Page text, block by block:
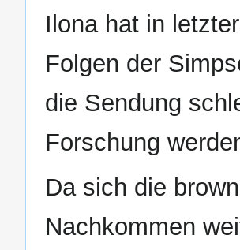
Ilona hat in
Folgen der
die Sendung
Forschung
Da sich die
Nachkommen